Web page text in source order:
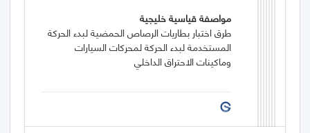
مواصفة قياسية خليجية
طرق اختبار بطاريات الرصاص الحمضية لبدء الحركة
المستخدمة لبدء الحركة لمحركات السيارات
وماكينات الاحتراق الداخلي